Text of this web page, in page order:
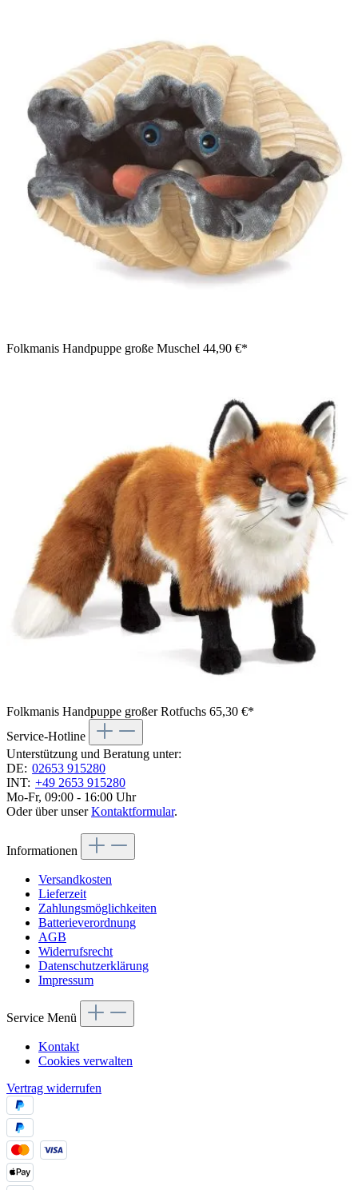
Folkmanis Handpuppe große Muschel 44,90 €*
Folkmanis Handpuppe großer Rotfuchs 65,30 €*
Service-Hotline
Unterstützung und Beratung unter:
DE: 02653 915280
INT: +49 2653 915280
Mo-Fr, 09:00 - 16:00 Uhr
Oder über unserKontaktformular.
Informationen
Versandkosten
Lieferzeit
Zahlungsmöglichkeiten
Batterieverordnung
AGB
Widerrufsrecht
Datenschutzerklärung
Impressum
Service Menü
Kontakt
Cookies verwalten
Vertrag widerrufen